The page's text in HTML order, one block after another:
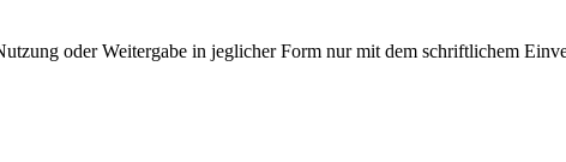
oder Weitergabe in jeglicher Form nur mit dem schriftlichem